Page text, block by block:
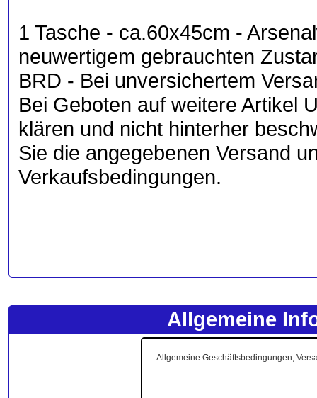
1 Tasche - ca.60x45cm -
neuwertigem gebrauchten
BRD - Bei unversichertem
Bei Geboten auf weitere Artikel
klären und nicht hinterher
Sie die angegebenen Versand
Verkaufsbedingungen.
Allgemeine